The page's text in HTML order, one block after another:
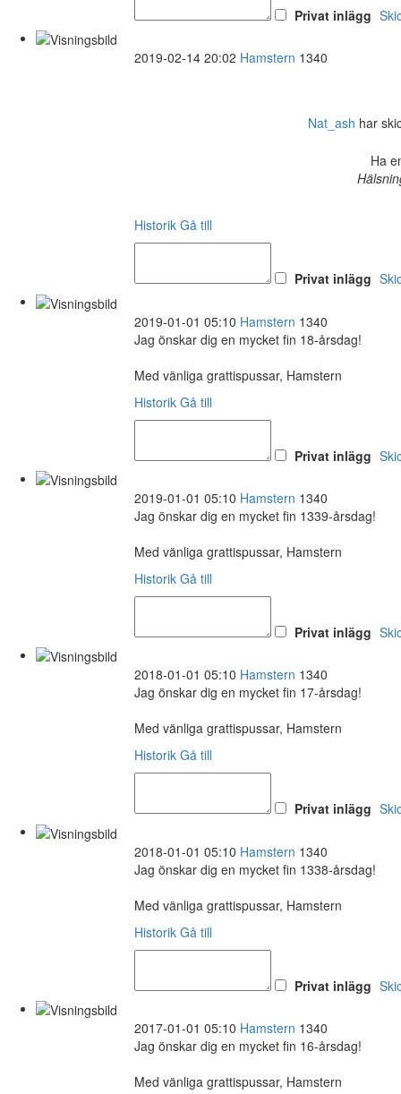
Privat inlägg
2019-02-14 20:02 Hamstern 1340
Nat_ash har
Ha
Historik Gå till
Privat inlägg
2019-01-01 05:10 Hamstern 1340
Jag önskar dig en mycket fin 18-årsdag!
Med vänliga grattispussar, Hamstern
Historik Gå till
Privat inlägg
2019-01-01 05:10 Hamstern 1340
Jag önskar dig en mycket fin 1339-årsdag!
Med vänliga grattispussar, Hamstern
Historik Gå till
Privat inlägg
2018-01-01 05:10 Hamstern 1340
Jag önskar dig en mycket fin 17-årsdag!
Med vänliga grattispussar, Hamstern
Historik Gå till
Privat inlägg
2018-01-01 05:10 Hamstern 1340
Jag önskar dig en mycket fin 1338-årsdag!
Med vänliga grattispussar, Hamstern
Historik Gå till
Privat inlägg
2017-01-01 05:10 Hamstern 1340
Jag önskar dig en mycket fin 16-årsdag!
Med vänliga grattispussar, Hamstern